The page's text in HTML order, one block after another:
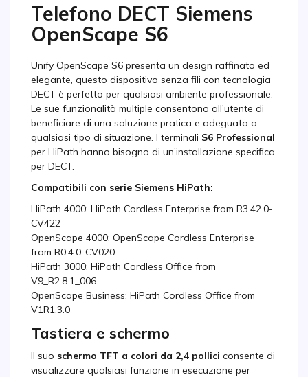
Telefono DECT Siemens
OpenScape S6
Unify OpenScape S6 presenta un design raffinato ed
elegante, questo dispositivo senza fili con tecnologia
DECT è perfetto per qualsiasi ambiente professionale.
Le sue funzionalità multiple consentono all'utente di
beneficiare di una soluzione pratica e adeguata a
qualsiasi tipo di situazione. I terminali S6 Professional
per HiPath hanno bisogno di un’installazione specifica
per DECT.
Compatibili con serie Siemens HiPath:
HiPath 4000: HiPath Cordless Enterprise from R3.42.0-
CV422
OpenScape 4000: OpenScape Cordless Enterprise
from R0.4.0-CV020
HiPath 3000: HiPath Cordless Office from
V9_R2.8.1_006
OpenScape Business: HiPath Cordless Office from
V1R1.3.0
Tastiera e schermo
Il suo schermo TFT a colori da 2,4 pollici consente di
visualizzare qualsiasi funzione in esecuzione per